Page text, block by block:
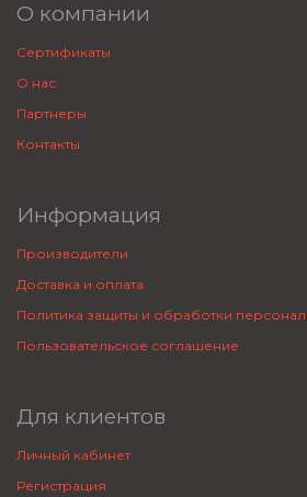
О компании
Сертификаты
О нас
Партнеры
Контакты
Информация
Производители
Доставка и оплата
Политика защиты и обработки
Пользовательское соглашение
Для клиентов
Личный кабинет
Регистрация